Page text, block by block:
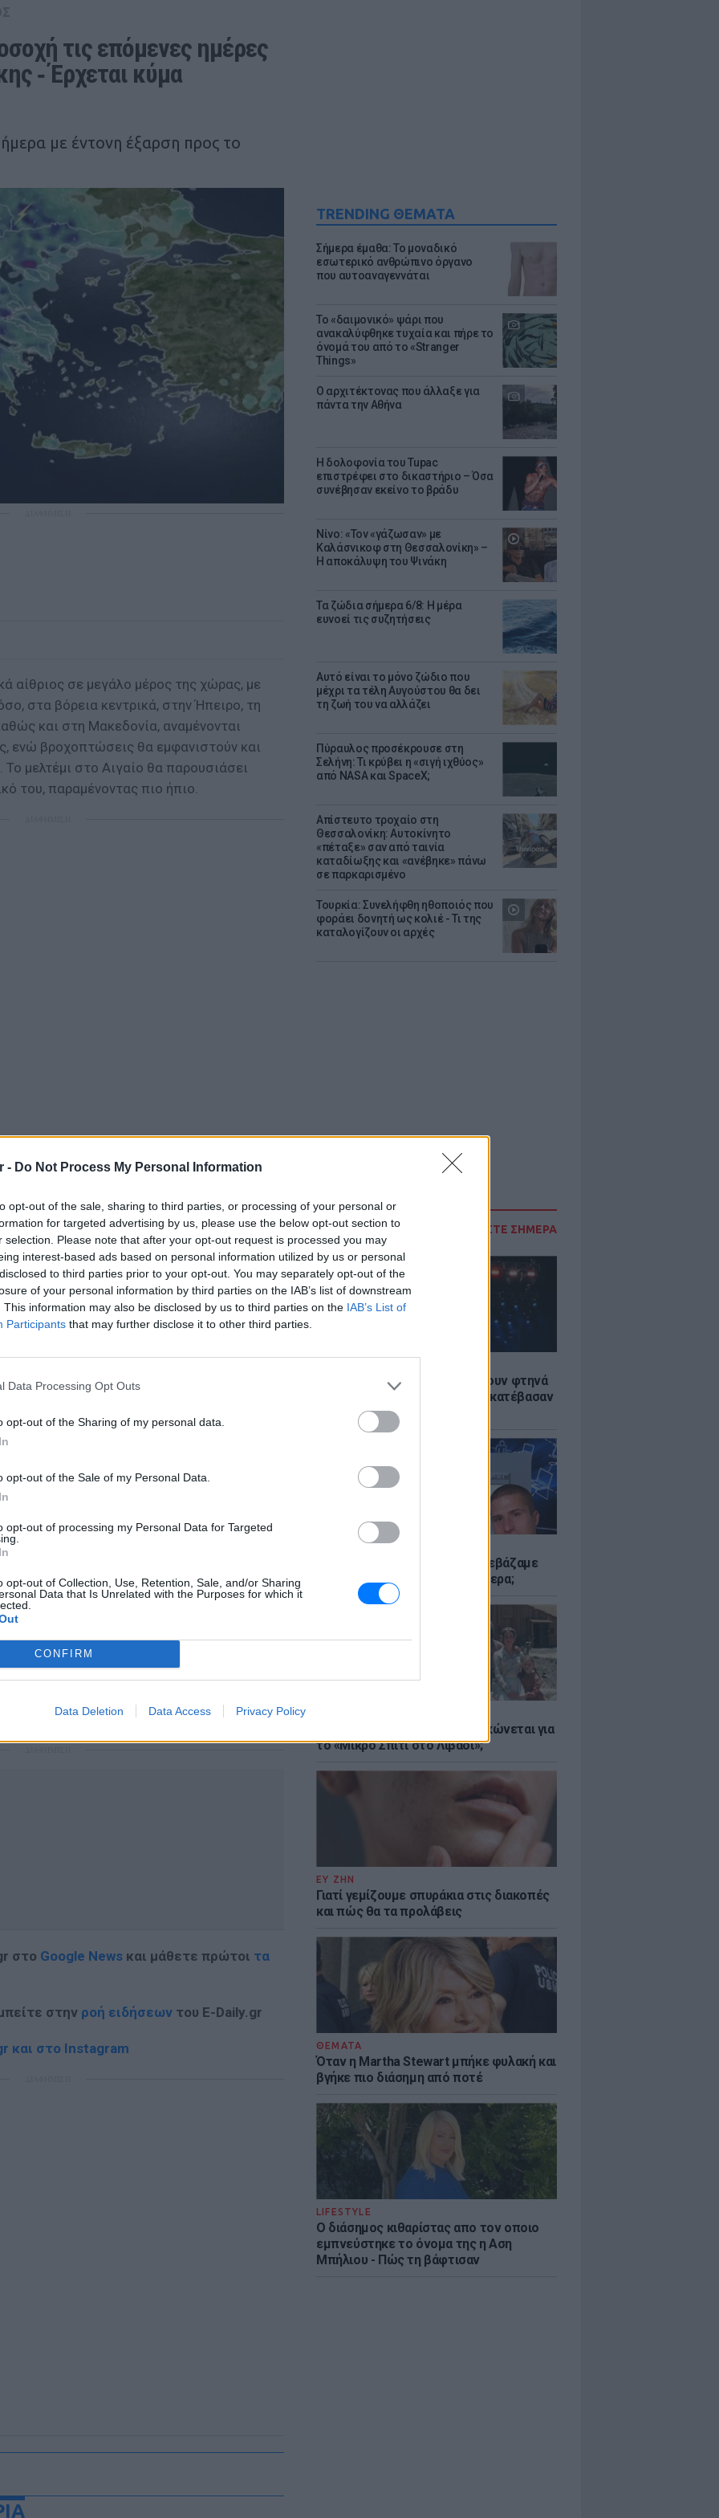
- Do Not Process My Personal Information
opt-out of the sale, sharing to third parties, or processing of your personal or
for targeted advertising by us, please use the below opt-out section to
selection. Please note that after your opt-out request is processed you may
interest-based ads based on personal information utilized by us or personal
to third parties prior to your opt-out. You may separately opt-out of the
of your personal information by third parties on the IAB’s list of downstream
This information may also be disclosed by us to third parties on the IAB’s List of
Participants that may further disclose it to other third parties.
Data Processing Opt Outs
opt-out of the Sharing of my personal data.
opt-out of the Sale of my Personal Data.
opt-out of processing my Personal Data for Targeted
opt-out of Collection, Use, Retention, Sale, and/or Sharing
Data that Is Unrelated with the Purposes for which it
CONFIRM
Data Deletion Data Access Privacy Policy
TRENDING ΘΕΜΑΤΑ
Σήμερα έμαθα: Το μοναδικό
εσωτερικό ανθρώπινο όργανο
που αυτοαναγεννάται
Το «δαιμονικό» ψάρι που
ανακαλύφθηκε τυχαία και πήρε το
όνομά του από το «Stranger
Things»
Ο αρχιτέκτονας που άλλαξε για
πάντα την Αθήνα
Η δολοφονία του Tupac
επιστρέφει στο δικαστήριο – Όσα
συνέβησαν εκείνο το βράδυ
Νίνο: «Τον «γάζωσαν» με
Καλάσνικοφ στη Θεσσαλονίκη» –
Η αποκάλυψη του Ψινάκη
Τα ζώδια σήμερα 6/8: Η μέρα
ευνοεί τις συζητήσεις
Αυτό είναι το μόνο ζώδιο που
μέχρι τα τέλη Αυγούστου θα δει
τη ζωή του να αλλάζει
Πύραυλος προσέκρουσε στη
Σελήνη: Τι κρύβει η «σιγή ιχθύος»
από NASA και SpaceX;
Απίστευτο τροχαίο στη
Θεσσαλονίκη: Αυτοκίνητο
«πέταξε» σαν από ταινία
καταδίωξης και «ανέβηκε» πάνω
σε παρκαρισμένο
Τουρκία: Συνελήφθη ηθοποιός που
φοράει δoνητή ως κολιέ - Τι της
καταλογίζουν οι αρχές
ΔΙΑΒΑΣΤΕ ΣΗΜΕΡΑ
Οι συναυλίες επιτέλους βγάζουν φτηνά
εισιτήρια - Ποιοι καλλιτέχνες κατέβασαν
τις τιμές
Έφτιαξαν το Napster που κατεβάζαμε
μουσική - Πού βρίσκονται σήμερα;
Explainer: Γιατί η Αμερική τσακώνεται για
το «Μικρό Σπίτι στο Λιβάδι»;
ΕΥ ΖΗΝ
Γιατί γεμίζουμε σπυράκια στις διακοπές
και πώς θα τα προλάβεις
ΘΕΜΑΤΑ
Όταν η Martha Stewart μπήκε φυλακή και
βγήκε πιο διάσημη από ποτέ
LIFESTYLE
Ο διάσημος κιθαρίστας απο τον οποιο
εμπνεύστηκε το όνομα της η Αση
Μπήλιου - Πώς τη βάφτισαν
τις επόμενες ημέρες
‑ Έρχεται κύμα
με έντονη έξαρση προς το
αίθριος σε μεγάλο μέρος της χώρας, με
στα βόρεια κεντρικά, στην Ήπειρο, τη
και στη Μακεδονία, αναμένονται
ενώ βροχοπτώσεις θα εμφανιστούν και
μελτέμι στο Αιγαίο θα παρουσιάσει
του, παραμένοντας πιο ήπιο.
υψηλά επίπεδα, με το θερμόμετρο να
Κελσίου το απόγευμα. Από την Παρασκευή
που θα κυριαρχήσουν έως και το
αστάθεια της Πέμπτης και
στη χώρα μας από τη δυτική Ευρώπη
φέρει τοπικές καταιγίδες, δυνατές
συνοδευόμενες από επικίνδυνους
τις επόμενες ημέρες, καθώς η
και την Παρασκευή, ενώ το Σάββατο η
προς τα ανατολικά και νότια.
και θα κυριαρχήσουν στον καιρό
προσφέροντας δροσιά αλλά
πυρκαγιών.
της θερμοκρασίας σε φυσιολογικά
βοριάδες, ωστόσο η αυξημένη
θα απαιτεί συνεχή παρακολούθηση. Παρά το
ακραίο κύμα καύσωνα όπως
συνθήκες ενέχουν προκλήσεις όσον
στο Google News και μάθετε πρώτοι τα
στην ροή ειδήσεων του E-Daily.gr
και στο Instagram